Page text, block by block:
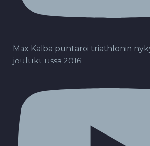
Max Kalba puntaroi triathlonin
joulukuussa 2016